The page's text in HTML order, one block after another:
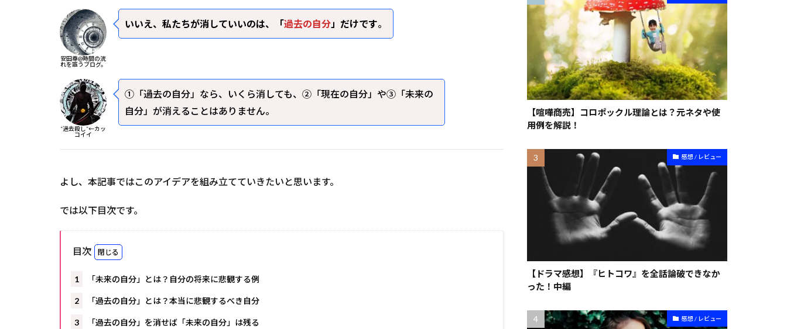
安田尊@時間の流
れを謳うブログ。
いいえ、私たちが消していいのは、「過去の自分 」だけです。
“過去殺し”←カッ
コイイ
①「過去の自分」なら、いくら消しても、②「現在の自分」や③「未来の
自分」が消えることはありません。
よし、本記事ではこのアイデアを組み立てていきたいと思います。
では以下目次です。
目次
1 「未来の自分」とは？自分の将来に悲観する例
2 「過去の自分」とは？本当に悲観するべき自分
3 「過去の自分」を消せば「未来の自分」は残る
【喧嘩商売】コロポックル理論とは？元ネタや使
用例を解説！
感想 / レビュー
【ドラマ感想】『ヒトコワ』を全話論破できなか
った！中編
感想 / レビュー